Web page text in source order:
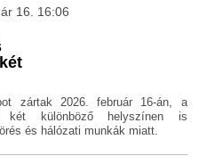
16. 16:06
zártak 2026. február 16-án, a
két különböző helyszínen is
és hálózati munkák miatt.